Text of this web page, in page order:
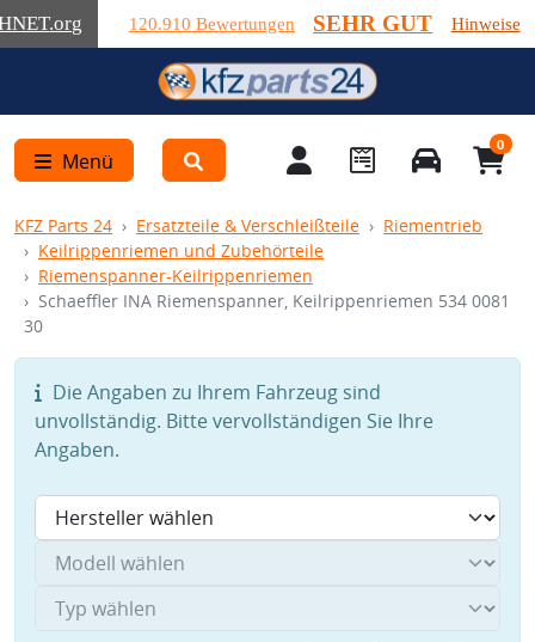
.org 120.910 Bewertungen SEHR GUT Hinweise
Menü
0
KFZ Parts 24 Ersatzteile & Verschleißteile
Riementrieb
Keilrippenriemen und Zubehörteile
Riemenspanner-Keilrippenriemen
Schaeffler INA Riemenspanner, Keilrippenriemen 534 0081
30
Die Angaben zu Ihrem Fahrzeug sind
unvollständig. Bitte vervollständigen Sie Ihre
Angaben.